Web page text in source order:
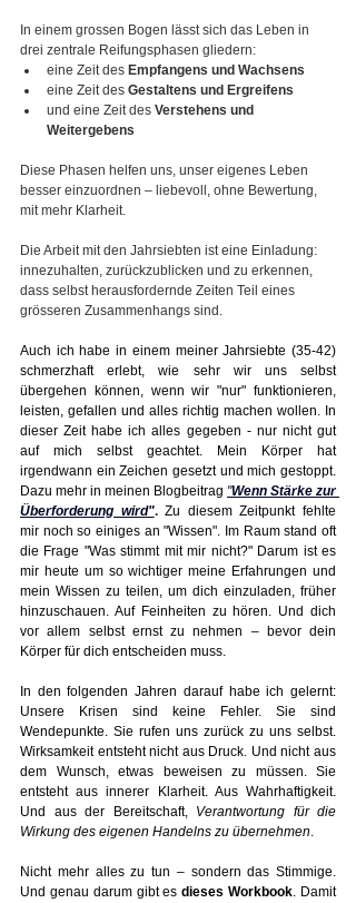
In einem grossen Bogen lässt sich das Leben in
drei zentrale Reifungsphasen gliedern:
eine Zeit des Empfangens und Wachsens
eine Zeit des Gestaltens und Ergreifens
und eine Zeit des Verstehens und
Weitergebens
Diese Phasen helfen uns, unser eigenes Leben
besser einzuordnen – liebevoll, ohne Bewertung,
mit mehr Klarheit.
Die Arbeit mit den Jahrsiebten ist eine Einladung:
innezuhalten, zurückzublicken und zu erkennen,
dass selbst herausfordernde Zeiten Teil eines
grösseren Zusammenhangs sind.
Auch ich habe in einem meiner Jahrsiebte (35-42)
schmerzhaft erlebt, wie sehr wir uns selbst
übergehen können, wenn wir "nur" funktionieren,
leisten, gefallen und alles richtig machen wollen. In
dieser Zeit habe ich alles gegeben - nur nicht gut
auf mich selbst geachtet. Mein Körper hat
irgendwann ein Zeichen gesetzt und mich gestoppt.
Dazu mehr in meinen Blogbeitrag "Wenn Stärke zur
Überforderung wird". Zu diesem Zeitpunkt fehlte
mir noch so einiges an "Wissen". Im Raum stand oft
die Frage "Was stimmt mit mir nicht?" Darum ist es
mir heute um so wichtiger meine Erfahrungen und
mein Wissen zu teilen, um dich einzuladen, früher
hinzuschauen. Auf Feinheiten zu hören. Und dich
vor allem selbst ernst zu nehmen – bevor dein
Körper für dich entscheiden muss.
In den folgenden Jahren darauf habe ich gelernt:
Unsere Krisen sind keine Fehler. Sie sind
Wendepunkte. Sie rufen uns zurück zu uns selbst.
Wirksamkeit entsteht nicht aus Druck. Und nicht aus
dem Wunsch, etwas beweisen zu müssen. Sie
entsteht aus innerer Klarheit. Aus Wahrhaftigkeit.
Und aus der Bereitschaft, Verantwortung für die
Wirkung des eigenen Handelns zu übernehmen.
Nicht mehr alles zu tun – sondern das Stimmige.
Und genau darum gibt es dieses Workbook. Damit